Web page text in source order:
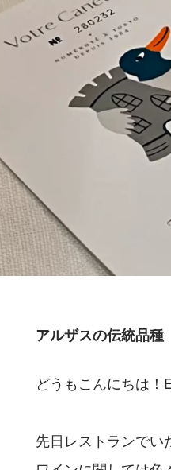
アルザスの伝統品種
どうもこんにちは！
先日レストランでい